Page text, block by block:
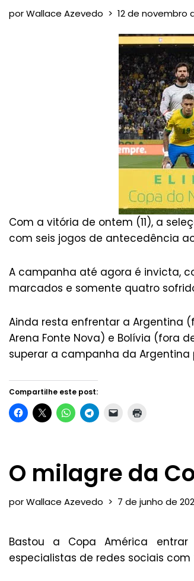
porWallace Azevedo 12 de novembro
Com a vitória de ontem (11), a
com seis jogos de antecedência
A campanha até agora é invicta,
marcados e somente quatro
Ainda resta enfrentar a Argentina
Arena Fonte Nova) e Bolívia (fora
superar a campanha da Argentina
Compartilhe este post:
O milagre da
porWallace Azevedo 7 de junho de
Bastou a Copa América
especialistas de redes sociais